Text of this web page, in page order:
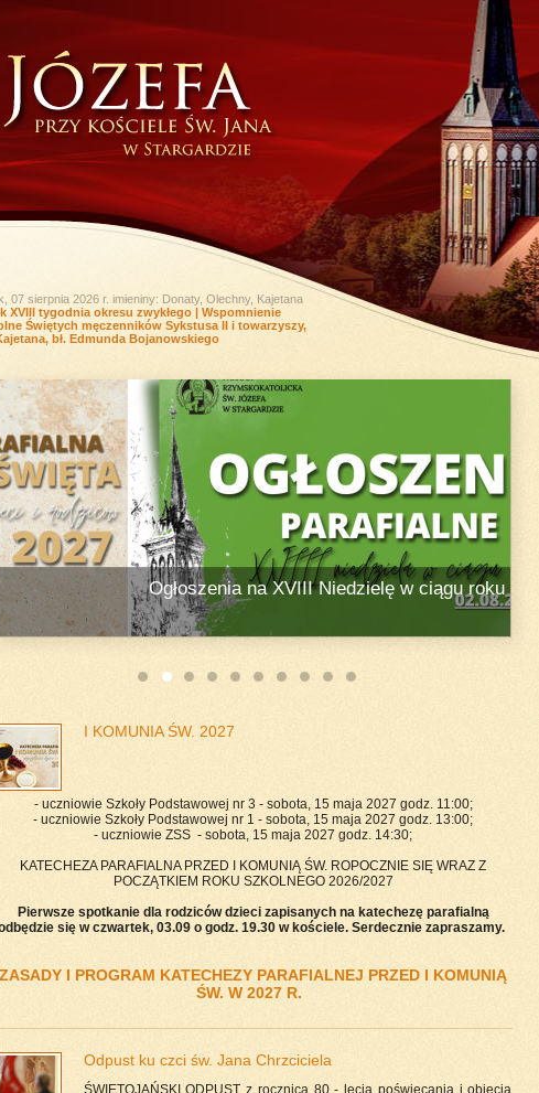
07 sierpnia 2026 r. imieniny: Donaty, Olechny, Kajetana
XVIII tygodnia okresu zwykłego | Wspomnienie
Świętych męczenników Sykstusa II i towarzyszy,
bł. Edmunda Bojanowskiego
Ogłoszenia na XVIII Niedzielę w ciągu roku - 02. 08. 2026
I KOMUNIA ŚW. 2027
- uczniowie Szkoły Podstawowej nr 3 - sobota, 15 maja 2027 godz. 11:00;
- uczniowie Szkoły Podstawowej nr 1 - sobota, 15 maja 2027 godz. 13:00;
- uczniowie ZSS - sobota, 15 maja 2027 godz. 14:30;
KATECHEZA PARAFIALNA PRZED I KOMUNIĄ ŚW. ROPOCZNIE SIĘ WRAZ Z
POCZĄTKIEM ROKU SZKOLNEGO 2026/2027
Pierwsze spotkanie dla rodziców dzieci zapisanych na katechezę parafialną
się w czwartek, 03.09 o godz. 19.30 w kościele. Serdecznie zapraszamy.
ZASADY I PROGRAM KATECHEZY PARAFIALNEJ PRZED I KOMUNIĄ
ŚW. W 2027 R.
Odpust ku czci św. Jana Chrzciciela